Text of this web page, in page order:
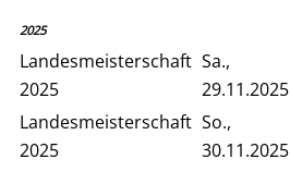
2025
Landesmeisterschaft
2025
Sa.,
29.11.2025
Landesmeisterschaft
2025
So.,
30.11.2025